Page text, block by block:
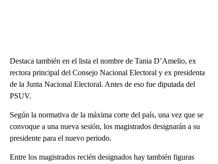
Destaca también en el lista el nombre de Tania D’Amelio, ex
rectora principal del Consejo Nacional Electoral y ex presidenta
de la Junta Nacional Electoral. Antes de eso fue diputada del
PSUV.
Según la normativa de la máxima corte del país, una vez que se
convoque a una nueva sesión, los magistrados designarán a su
presidente para el nuevo periodo.
Entre los magistrados recién designados hay también figuras